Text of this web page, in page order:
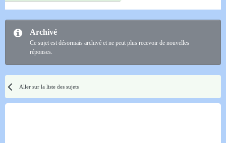
Archivé
Ce sujet est désormais archivé et ne peut plus recevoir de nouvelles
réponses.
Aller sur la liste des sujets